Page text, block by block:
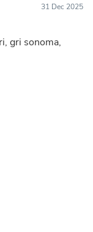
31 Dec 2025
gri sonoma,